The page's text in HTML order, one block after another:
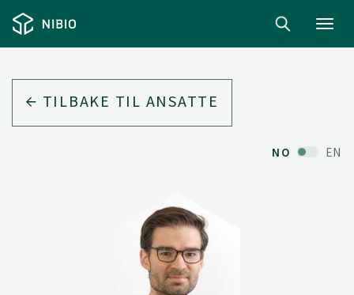
TILBAKE TIL ANSATTE
NO EN